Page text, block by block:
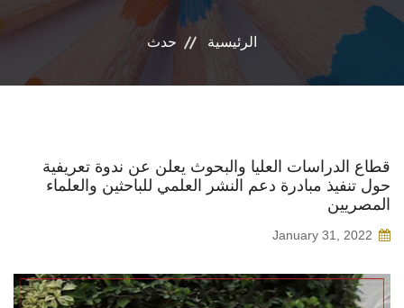
اخرى
الرئيسية حدث
قطاع الدراسات العليا والبحوث يعلن عن ندوة تعريفية
حول تنفيذ مبادرة دعم النشر العلمي للباحثين والعلماء
المصريين
January 31, 2022